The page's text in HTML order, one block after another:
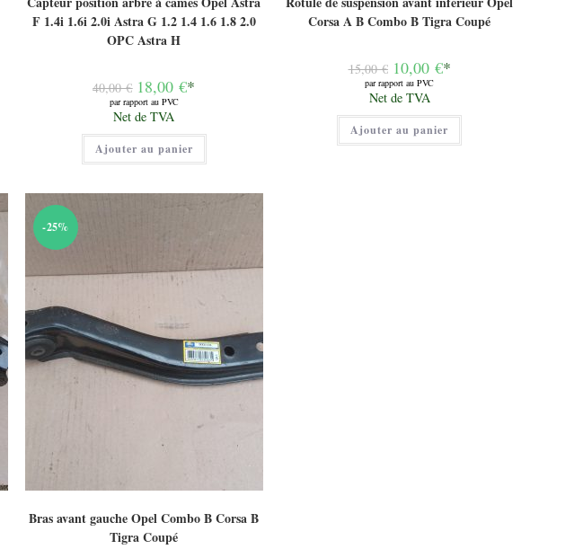
F 1.4i 1.6i 2.0i Astra G 1.2 1.4 1.6 1.8 2.0
OPC Astra H
40,00€ Le
prix
initial
était :
40,00 €.
18,00€*
par rapport au PVC
Le
prix
actuel
est :
18,00 €.
Net de TVA
Ajouter au panier
Corsa A B Combo B Tigra Coupé
15,00€ Le
prix
initial
était :
15,00 €.
10,00 €*
par rapport au PVC
Le
prix
actuel
est :
10,00 €.
Net de TVA
Ajouter au panier
-25%
Bras avant gauche Opel Combo B Corsa B
Tigra Coupé